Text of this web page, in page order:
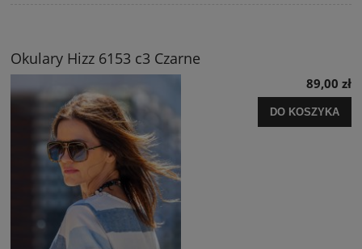
Okulary Hizz 6153 c3 Czarne
89,00 zł
DO KOSZYKA